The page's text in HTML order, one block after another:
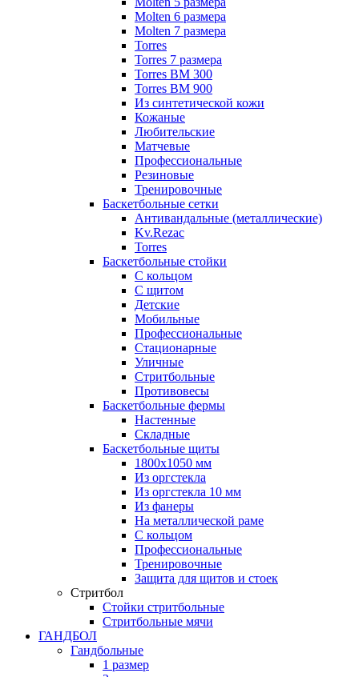
Molten 6 размера
Molten 7 размера
Torres
Torres 7 размера
Torres BM 300
Torres BM 900
Из синтетической кожи
Кожаные
Любительские
Матчевые
Профессиональные
Резиновые
Тренировочные
Баскетбольные сетки
Антивандальные (металлические)
Kv.Rezac
Torres
Баскетбольные стойки
С кольцом
С щитом
Детские
Мобильные
Профессиональные
Стационарные
Уличные
Стритбольные
Противовесы
Баскетбольные фермы
Настенные
Складные
Баскетбольные щиты
1800х1050 мм
Из оргстекла
Из оргстекла 10 мм
Из фанеры
На металлической раме
С кольцом
Профессиональные
Тренировочные
Защита для щитов и стоек
Стритбол
Стойки стритбольные
Стритбольные мячи
ГАНДБОЛ
Гандбольные
1 размер